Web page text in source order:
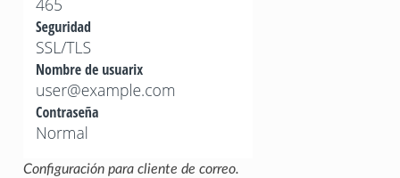
Configuración para cliente de correo.